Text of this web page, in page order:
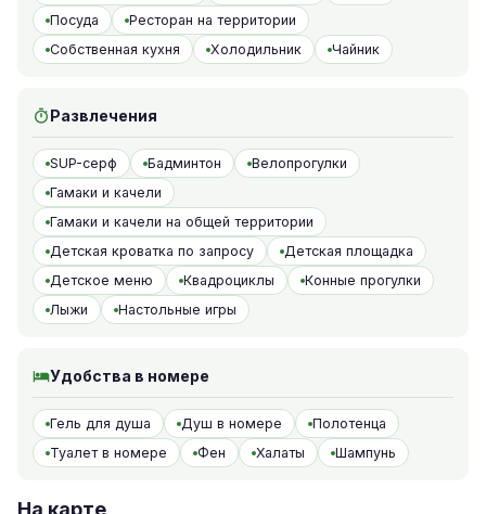
Посуда
Ресторан на территории
Собственная кухня
Холодильник Чайник
Развлечения
SUP-серф Бадминтон
Велопрогулки
Гамаки и качели
Гамаки и качели на общей территории
Детская кроватка по запросу
Детская площадка
Детское меню
Квадроциклы
Конные прогулки
Лыжи
Настольные игры
Удобства в номере
Гель для душа Душ в номере
Полотенца
Туалет в номере
Фен Халаты Шампунь
На карте